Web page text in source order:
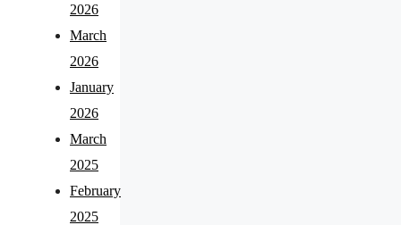
2026
March
2026
January
2026
March
2025
February
2025